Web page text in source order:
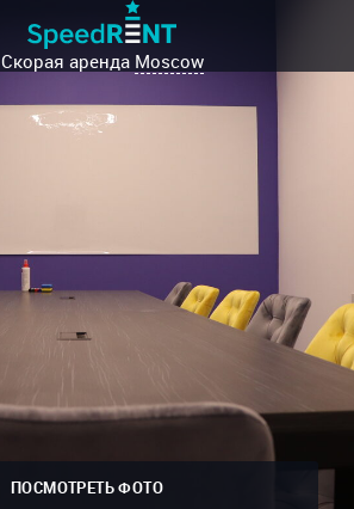
Скорая аренда Moscow
ПОСМОТРЕТЬ ФОТО